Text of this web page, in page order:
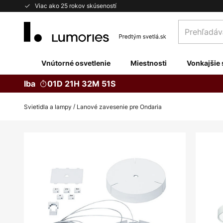
Viac ako 25 rokov skúseností
Skip
obchod
Vnútorné osvetlenie Miestnosti Vonkajšie
Iba 01D 21H 32M 51S
Svietidla a lampy Lanové zavesenie pre Ondaria
obrázkov